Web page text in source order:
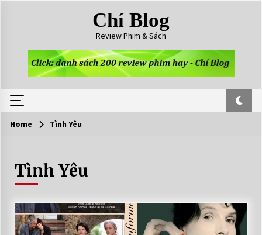
Chí Blog
Review Phim & Sách
Home Tình Yêu
Tình Yêu